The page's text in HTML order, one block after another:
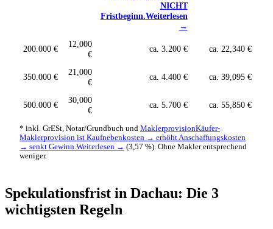
NICHT
Fristbeginn.Weiterlesen
→
200.000 €
12,000
€
ca. 3.200 € ca. 22,340 €
350.000 €
21,000
€
ca. 4.400 € ca. 39,095 €
500.000 €
30,000
€
ca. 5.700 € ca. 55,850 €
* inkl. GrESt, Notar/Grundbuch und MaklerprovisionKäufer-
Maklerprovision ist Kaufnebenkosten → erhöht Anschaffungskosten
→ senkt Gewinn.Weiterlesen → (3,57 %). Ohne Makler entsprechend
weniger.
Spekulationsfrist in Dachau: Die 3
wichtigsten Regeln